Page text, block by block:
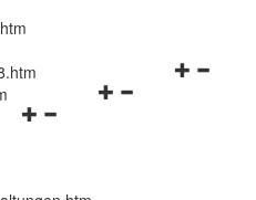
Navigationsmenü
Navigationsmenü